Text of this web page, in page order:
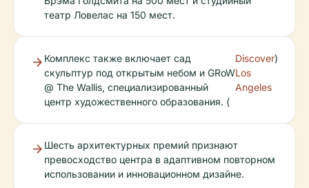
театр Ловелас на 150 мест.
Комплекс также включает сад
скульптур под открытым небом и GRoW
@ The Wallis, специализированный
центр художественного образования. (
Discover
Los
Angeles
)
Шесть архитектурных премий признают
превосходство центра в адаптивном повторном
использовании и инновационном дизайне.